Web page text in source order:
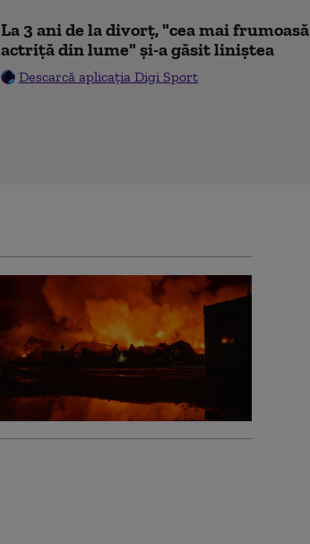
La 3 ani de la divorț, "cea mai frumoasă
actriță din lume" și-a găsit liniștea
Descarcă aplicația Digi Sport